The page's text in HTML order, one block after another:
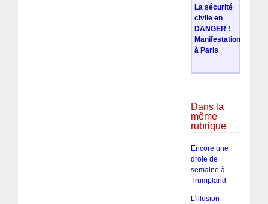
La sécurité
civile en
DANGER !
Manifestation
à Paris
Dans la
même
rubrique
Encore une
drôle de
semaine à
Trumpland
L’illusion